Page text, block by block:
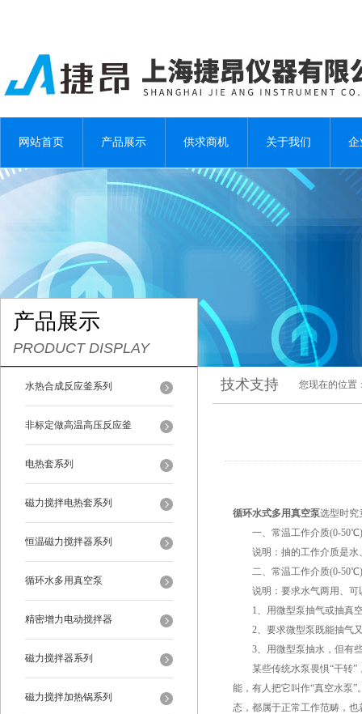
网站首页 产品展示 供求商机 关于我们 企
产品展示
PRODUCT DISPLAY
水热合成反应釜系列
非标定做高温高压反应釜
电热套系列
磁力搅拌电热套系列
恒温磁力搅拌器系列
循环水多用真空泵
精密增力电动搅拌器
磁力搅拌器系列
磁力搅拌加热锅系列
技术支持 您现在的位置
循环水式多用真空泵选型时究
一、常温工作介质(0-50℃)
说明：抽的工作介质是水
二、常温工作介质(0-50℃)
说明：要求水气两用、可
1、用微型泵抽气或抽真空
2、要求微型泵既能抽气
3、用微型泵抽水，但有些
某些传统水泵畏惧“干转”
能，有人把它叫作“真空水泵
态，都属于正常工作范畴，也